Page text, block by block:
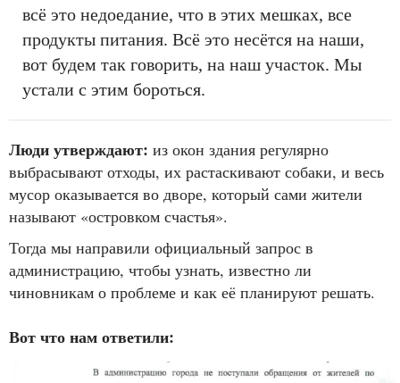
всё это недоедание, что в этих мешках, все
продукты питания. Всё это несётся на наши,
вот будем так говорить, на наш участок. Мы
устали с этим бороться.
Люди утверждают: из окон здания регулярно
выбрасывают отходы, их растаскивают собаки, и весь
мусор оказывается во дворе, который сами жители
называют «островком счастья».
Тогда мы направили официальный запрос в
администрацию, чтобы узнать, известно ли
чиновникам о проблеме и как её планируют решать.
Вот что нам ответили: